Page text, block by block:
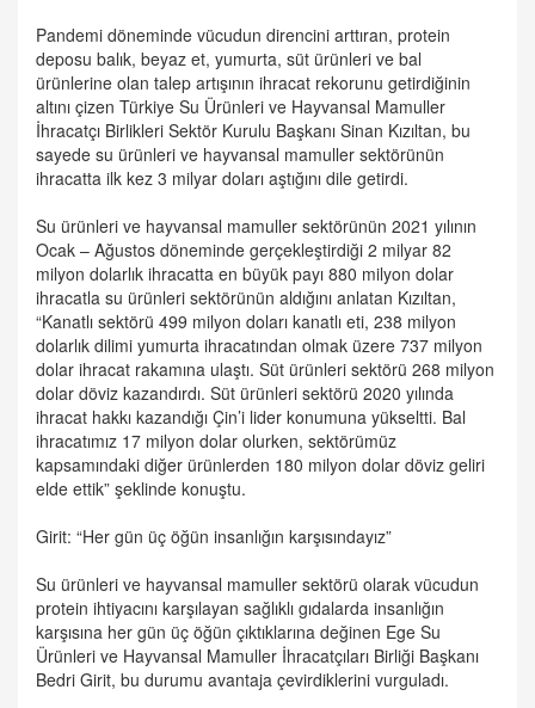
Pandemi döneminde vücudun direncini arttıran, protein
deposu balık, beyaz et, yumurta, süt ürünleri ve bal
ürünlerine olan talep artışının ihracat rekorunu getirdiğinin
altını çizen Türkiye Su Ürünleri ve Hayvansal Mamuller
İhracatçı Birlikleri Sektör Kurulu Başkanı Sinan Kızıltan, bu
sayede su ürünleri ve hayvansal mamuller sektörünün
ihracatta ilk kez 3 milyar doları aştığını dile getirdi.
Su ürünleri ve hayvansal mamuller sektörünün 2021 yılının
Ocak – Ağustos döneminde gerçekleştirdiği 2 milyar 82
milyon dolarlık ihracatta en büyük payı 880 milyon dolar
ihracatla su ürünleri sektörünün aldığını anlatan Kızıltan,
“Kanatlı sektörü 499 milyon doları kanatlı eti, 238 milyon
dolarlık dilimi yumurta ihracatından olmak üzere 737 milyon
dolar ihracat rakamına ulaştı. Süt ürünleri sektörü 268 milyon
dolar döviz kazandırdı. Süt ürünleri sektörü 2020 yılında
ihracat hakkı kazandığı Çin’i lider konumuna yükseltti. Bal
ihracatımız 17 milyon dolar olurken, sektörümüz
kapsamındaki diğer ürünlerden 180 milyon dolar döviz geliri
elde ettik” şeklinde konuştu.
Girit: “Her gün üç öğün insanlığın karşısındayız”
Su ürünleri ve hayvansal mamuller sektörü olarak vücudun
protein ihtiyacını karşılayan sağlıklı gıdalarda insanlığın
karşısına her gün üç öğün çıktıklarına değinen Ege Su
Ürünleri ve Hayvansal Mamuller İhracatçıları Birliği Başkanı
Bedri Girit, bu durumu avantaja çevirdiklerini vurguladı.